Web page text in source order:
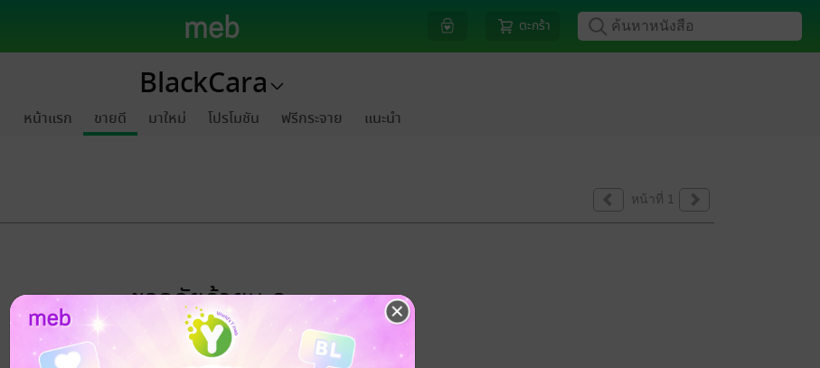
ตะกร้า
BlackCara
หน้าแรก ขายดี มาใหม่ โปรโมชัน ฟรีกระจาย แนะนำ
หน้าที่ 1
ขออภัยด้วยนะคะ
ไม่พบข้อมูลในหัวข้อที่คุณกำลังชมค่ะ